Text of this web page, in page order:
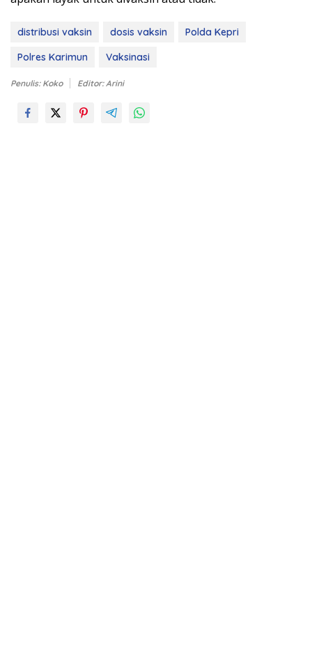
distribusi vaksin dosis vaksin
Polda Kepri
Polres Karimun
Vaksinasi
Penulis: Koko Editor: Arini